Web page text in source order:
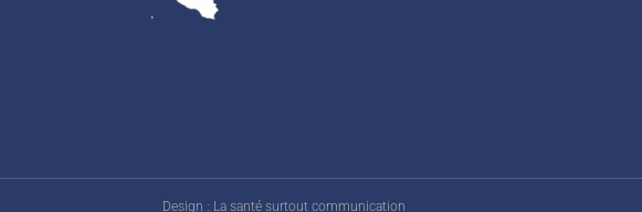
Design : La santé surtout communication